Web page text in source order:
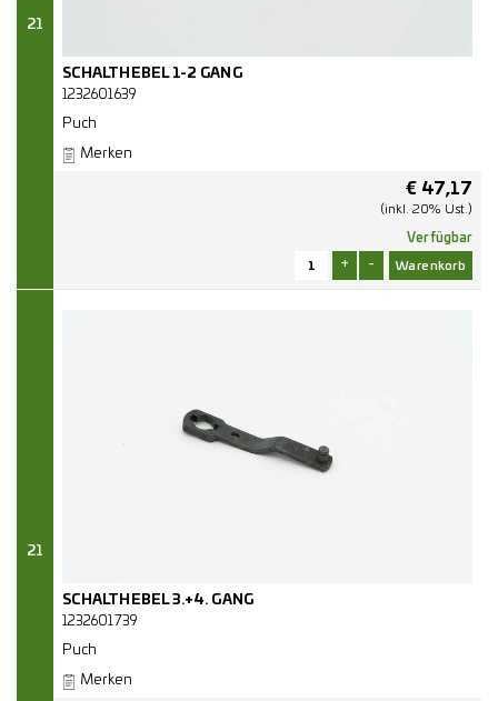
21
SCHALTHEBEL 1-2 GANG
1232601639
Puch
Merken
€ 47,17
(inkl. 20% Ust.)
Verfügbar
+ -
21
SCHALTHEBEL 3.+4. GANG
1232601739
Puch
Merken